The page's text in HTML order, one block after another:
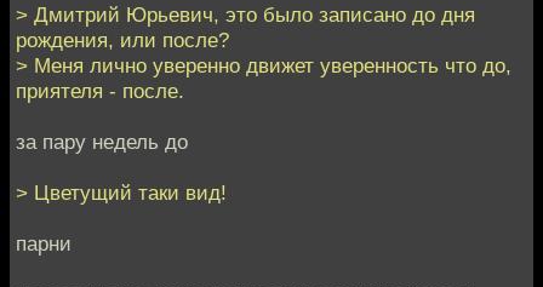
> Дмитрий Юрьевич, это было записано до дня
рождения, или после?
> Меня лично уверенно движет уверенность что до,
приятеля - после.
за пару недель до
> Цветущий таки вид!
парни